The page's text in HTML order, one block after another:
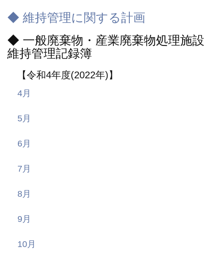
◆ 維持管理に関する計画
◆ 一般廃棄物・産業廃棄物処理施設
維持管理記録簿
【令和4年度(2022年)】
4月
5月
6月
7月
8月
9月
10月